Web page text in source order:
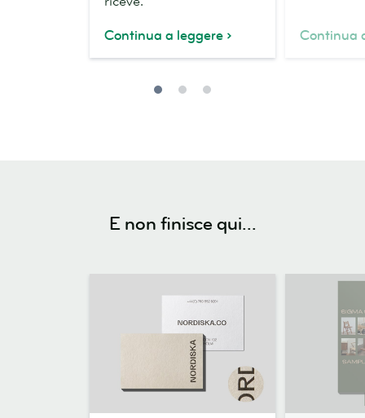
Continua a leggere Continua
E non finisce qui...